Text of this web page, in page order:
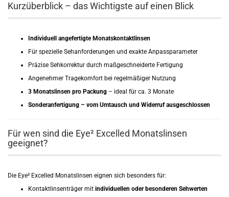
Kurzüberblick – das Wichtigste auf einen Blick
Individuell angefertigte Monatskontaktlinsen
Für spezielle Sehanforderungen und exakte Anpassparameter
Präzise Sehkorrektur durch maßgeschneiderte Fertigung
Angenehmer Tragekomfort bei regelmäßiger Nutzung
3 Monatslinsen pro Packung – ideal für ca. 3 Monate
Sonderanfertigung – vom Umtausch und Widerruf ausgeschlossen
Für wen sind die Eye² Excelled Monatslinsen
geeignet?
Die Eye² Excelled Monatslinsen eignen sich besonders für:
Kontaktlinsenträger mit individuellen oder besonderen Sehwerten